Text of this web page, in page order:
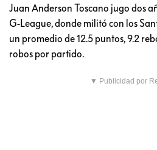
Juan Anderson Toscano jugo dos
G-League, donde militó con los
un promedio de 12.5 puntos, 9.2
robos por partido.
▼ Publicidad por